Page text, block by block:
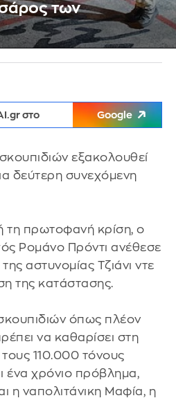
των
στο Google
εξακολουθεί
δεύτερη συνεχόμενη
τη πρωτοφανή κρίση, ο
Ρομάνο Πρόντι ανέθεσε
αστυνομίας Τζιάνι ντε
της κατάστασης.
όπως πλέον
να καθαρίσει στη
τους 110.000 τόνους
ένα χρόνιο πρόβλημα,
η ναπολιτάνικη Μαφία, η